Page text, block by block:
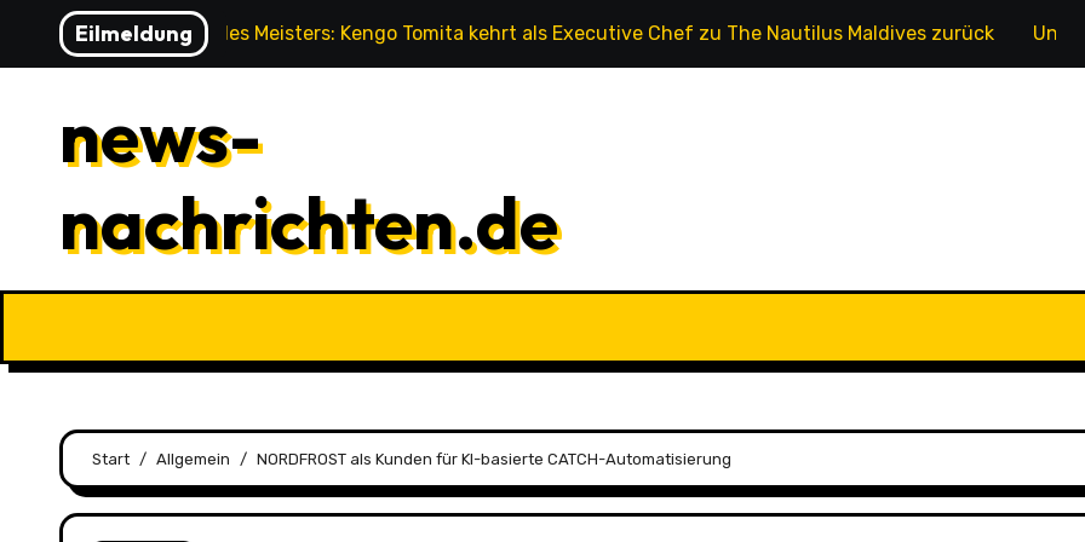
Inhalten
Eilmeldung
Die Rückkehr des Meisters: Kengo Tomita kehrt als Executive Chef zu The Nautilus Maldives zurück
news-
nachrichten.de
Start Allgemein NORDFROST als Kunden für KI-basierte CATCH-Automatisierung